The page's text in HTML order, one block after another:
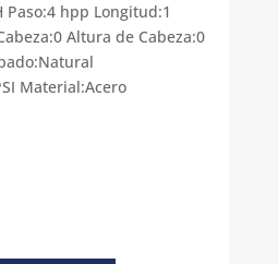
Paso:4 hpp Longitud:1
Altura de Cabeza:0
Material:Acero